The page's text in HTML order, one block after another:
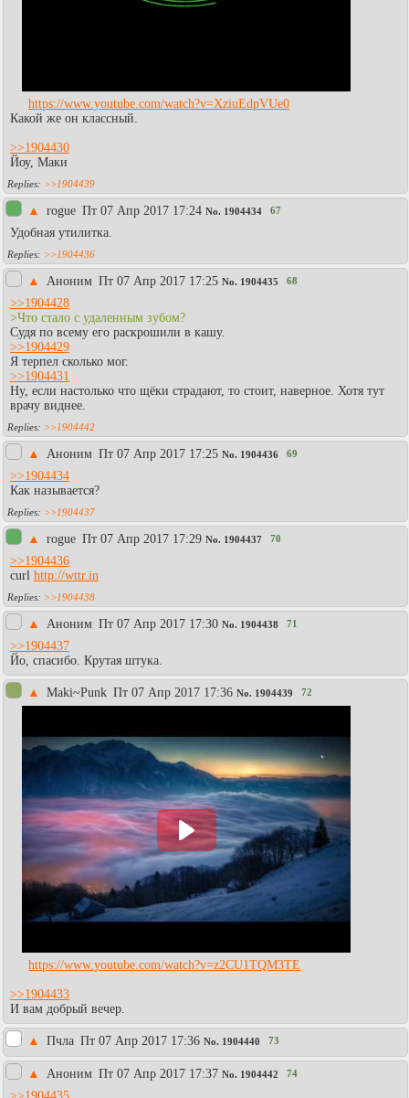
https://www.youtube.com/watch?v=XziuEdpVUe0
Какой же он классный.
>>1904430
Йоу, Маки
>>1904439
▲ rogue Пт 07 Апр 2017 17:24 No. 1904434 67
Удобная утилитка.
>>1904436
▲ Аноним Пт 07 Апр 2017 17:25 No. 1904435 68
>>1904428
>Что стало с удаленным зубом?
Судя по всему его раскрошили в кашу.
>>1904429
Я терпел сколько мог.
>>1904431
Ну, если настолько что щёки страдают, то стоит, наверное. Хотя тут
врачу виднее.
>>1904442
▲ Аноним Пт 07 Апр 2017 17:25 No. 1904436 69
>>1904434
Как называется?
>>1904437
▲ rogue Пт 07 Апр 2017 17:29 No. 1904437 70
>>1904436
curl http://wttr.in
>>1904438
▲ Аноним Пт 07 Апр 2017 17:30 No. 1904438 71
>>1904437
Йо, спасибо. Крутая штука.
▲ Maki~Punk Пт 07 Апр 2017 17:36 No. 1904439 72
https://www.youtube.com/watch?v=z2CU1TQM3TE
>>1904433
И вам добрый вечер.
▲ Пчла Пт 07 Апр 2017 17:36 No. 1904440 73
▲ Аноним Пт 07 Апр 2017 17:37 No. 1904442 74